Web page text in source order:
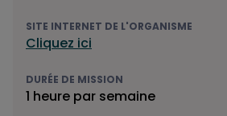
SITE INTERNET DE L'ORGANISME
Cliquez ici
DURÉE DE MISSION
1 heure par semaine